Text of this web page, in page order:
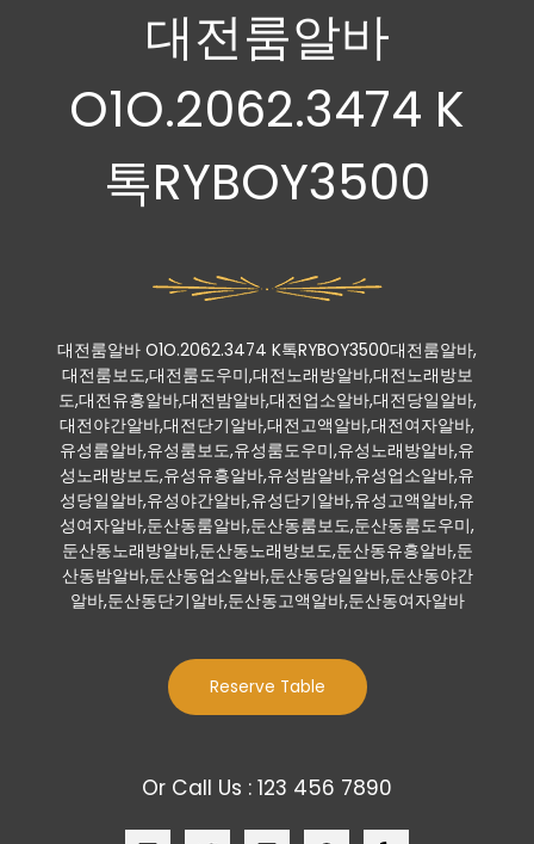
대전룸알바
O1O.2062.3474 K
톡RYBOY3500
대전룸알바 O1O.2062.3474 K톡RYBOY3500대전룸알바,
대전룸보도,대전룸도우미,대전노래방알바,대전노래방보
도,대전유흥알바,대전밤알바,대전업소알바,대전당일알바,
대전야간알바,대전단기알바,대전고액알바,대전여자알바,
유성룸알바,유성룸보도,유성룸도우미,유성노래방알바,유
성노래방보도,유성유흥알바,유성밤알바,유성업소알바,유
성당일알바,유성야간알바,유성단기알바,유성고액알바,유
성여자알바,둔산동룸알바,둔산동룸보도,둔산동룸도우미,
둔산동노래방알바,둔산동노래방보도,둔산동유흥알바,둔
산동밤알바,둔산동업소알바,둔산동당일알바,둔산동야간
알바,둔산동단기알바,둔산동고액알바,둔산동여자알바
Reserve Table
Or Call Us : 123 456 7890